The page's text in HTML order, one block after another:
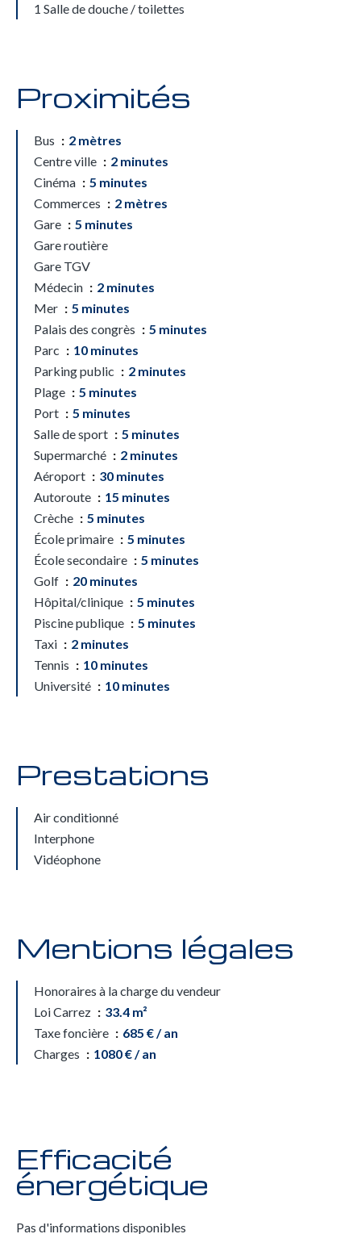
1 Salle de douche / toilettes
Proximités
Bus
2 mètres
Centre ville
2 minutes
Cinéma
5 minutes
Commerces
2 mètres
Gare
5 minutes
Gare routière
Gare TGV
Médecin
2 minutes
Mer
5 minutes
Palais des congrès
5 minutes
Parc
10 minutes
Parking public
2 minutes
Plage
5 minutes
Port
5 minutes
Salle de sport
5 minutes
Supermarché
2 minutes
Aéroport
30 minutes
Autoroute
15 minutes
Crèche
5 minutes
École primaire
5 minutes
École secondaire
5 minutes
Golf
20 minutes
Hôpital/clinique
5 minutes
Piscine publique
5 minutes
Taxi
2 minutes
Tennis
10 minutes
Université
10 minutes
Prestations
Air conditionné
Interphone
Vidéophone
Mentions légales
Honoraires à la charge du vendeur
Loi Carrez
33.4 m²
Taxe foncière
685 € / an
Charges
1080 € / an
Efficacité
énergétique
Pas d'informations disponibles